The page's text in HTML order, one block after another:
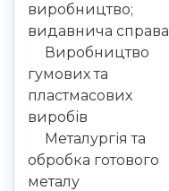
виробництво;
видавнича справа
Виробництво
гумових та
пластмасових
виробів
Металургія та
обробка готового
металу